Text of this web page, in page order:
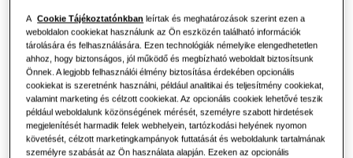
SmartThings Pro
A modell egyik kulcsfunkciója az AI-vezérelt Motion
Wind rendszer, amely radaralapú mozgásérzékelővel és
a Motion Wings technológiával a helyiségben
tartózkodók számához igazítja a légáramlást. Az
intelligens vezérlés zökkenőmentes működést biztosít
prémium lakossági környezetben.
A Cookie Tájékoztatónkban leírtak és meghatározások szerint ezen a
weboldalon cookiekat használunk az Ön eszközén található információk
tárolására és felhasználására. Ezen technológiák némelyike elengedhetetlen
ahhoz, hogy biztonságos, jól működő és megbízható weboldalt biztosítsunk
Önnek. A legjobb felhasználói élmény biztosítása érdekében opcionális
cookiekat is szeretnénk használni, például analitikai és teljesítmény cookiekat,
valamint marketing és célzott cookiekat. Az opcionális cookiek lehetővé teszik
például weboldalunk közönségének mérését, személyre szabott hirdetések
megjelenítését harmadik felek webhelyein, tartózkodási helyének nyomon
követését, célzott marketingkampányok futtatását és weboldalunk tartalmának
személyre szabását az Ön használata alapján. Ezeken az opcionális